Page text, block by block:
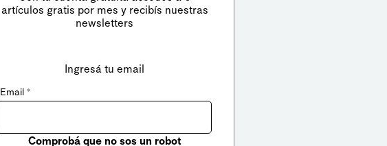
artículos gratis por mes y recibís nuestras
newsletters
Ingresá tu email
Email *
Comprobá que no sos un robot